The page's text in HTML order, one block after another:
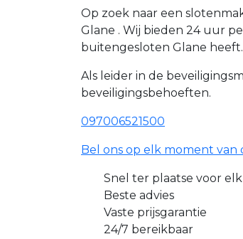
Op zoek naar een
Glane . Wij bieden 24 uur
buitengesloten Glane heeft.
Als leider in de
beveiligingsbehoeften.
097006521500
Bel ons op elk moment van
Snel ter plaatse voor
Beste advies
Vaste prijsgarantie
24/7 bereikbaar